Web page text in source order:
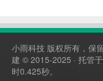
小雨科技 版权所有，保
建 © 2015-2025 · 托管于
时0.425秒。